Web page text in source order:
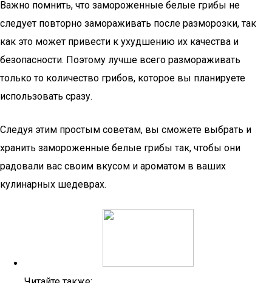
Важно помнить, что замороженные белые грибы не
следует повторно замораживать после разморозки, так
как это может привести к ухудшению их качества и
безопасности. Поэтому лучше всего размораживать
только то количество грибов, которое вы планируете
использовать сразу.
Следуя этим простым советам, вы сможете выбрать и
хранить замороженные белые грибы так, чтобы они
радовали вас своим вкусом и ароматом в ваших
кулинарных шедеврах.